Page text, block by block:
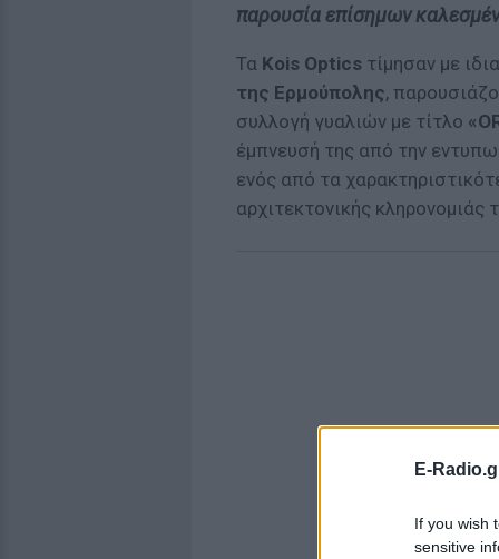
E-
If you wish
sensitive
παρουσία επίσημων
Τα Kois Optics τίμησαν με
της Ερμούπολης,
συλλογή γυαλιών με τίτλο
έμπνευσή της από την
ενός από τα
αρχιτεκτονικής κληρονομιάς